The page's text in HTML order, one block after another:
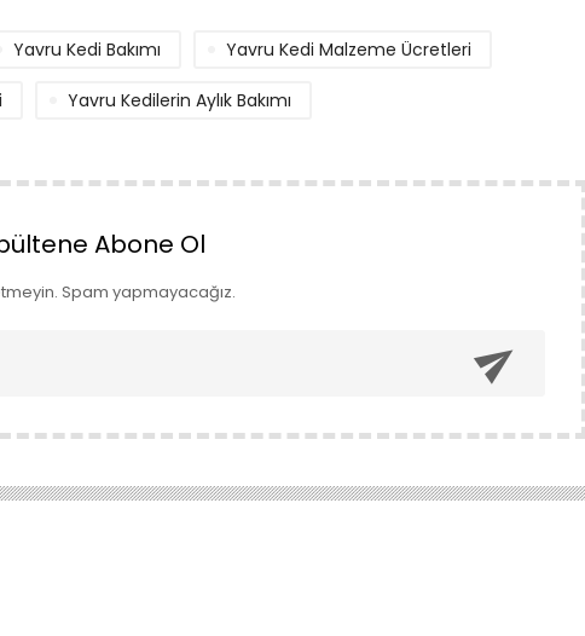
Yavru Kedi Bakımı Yavru Kedi Malzeme Ücretleri
Yavru Kedilerin Aylık Bakımı
Abone Ol
Spam yapmayacağız.
